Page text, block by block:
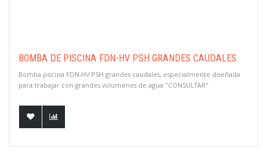
BOMBA DE PISCINA FDN-HV PSH GRANDES CAUDALES
Bomba piscina FDN-HV PSH grandes caudales, especialmente diseñada
para trabajar con grandes volumenes de agua "CONSULTAR"